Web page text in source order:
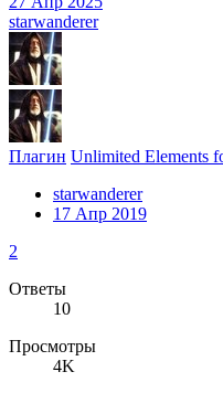
starwanderer
Плагин Unlimited Elements
starwanderer
17 Апр 2019
2
Ответы
10
Просмотры
4K